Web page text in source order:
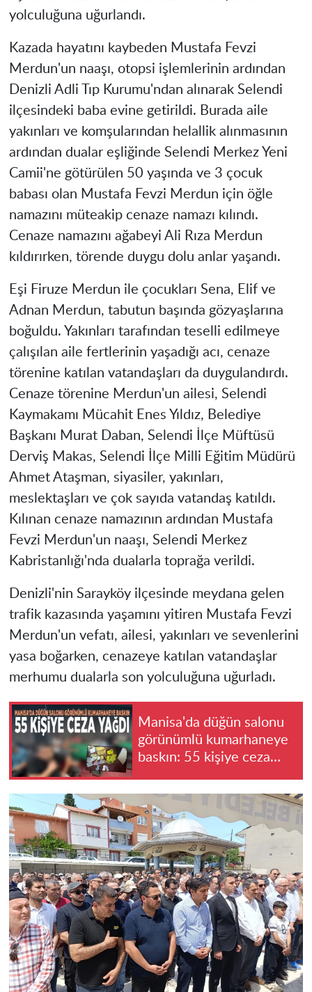
yolculuğuna uğurlandı.
Kazada hayatını kaybeden Mustafa Fevzi
Merdun'un naaşı, otopsi işlemlerinin ardından
Denizli Adli Tıp Kurumu'ndan alınarak Selendi
ilçesindeki baba evine getirildi. Burada aile
yakınları ve komşularından helallik alınmasının
ardından dualar eşliğinde Selendi Merkez Yeni
Camii'ne götürülen 50 yaşında ve 3 çocuk
babası olan Mustafa Fevzi Merdun için öğle
namazını müteakip cenaze namazı kılındı.
Cenaze namazını ağabeyi Ali Rıza Merdun
kıldırırken, törende duygu dolu anlar yaşandı.
Eşi Firuze Merdun ile çocukları Sena, Elif ve
Adnan Merdun, tabutun başında gözyaşlarına
boğuldu. Yakınları tarafından teselli edilmeye
çalışılan aile fertlerinin yaşadığı acı, cenaze
törenine katılan vatandaşları da duygulandırdı.
Cenaze törenine Merdun'un ailesi, Selendi
Kaymakamı Mücahit Enes Yıldız, Belediye
Başkanı Murat Daban, Selendi İlçe Müftüsü
Derviş Makas, Selendi İlçe Milli Eğitim Müdürü
Ahmet Ataşman, siyasiler, yakınları,
meslektaşları ve çok sayıda vatandaş katıldı.
Kılınan cenaze namazının ardından Mustafa
Fevzi Merdun'un naaşı, Selendi Merkez
Kabristanlığı'nda dualarla toprağa verildi.
Denizli'nin Sarayköy ilçesinde meydana gelen
trafik kazasında yaşamını yitiren Mustafa Fevzi
Merdun'un vefatı, ailesi, yakınları ve sevenlerini
yasa boğarken, cenazeye katılan vatandaşlar
merhumu dualarla son yolculuğuna uğurladı.
Manisa'da düğün salonu
görünümlü kumarhaneye
baskın: 55 kişiye ceza